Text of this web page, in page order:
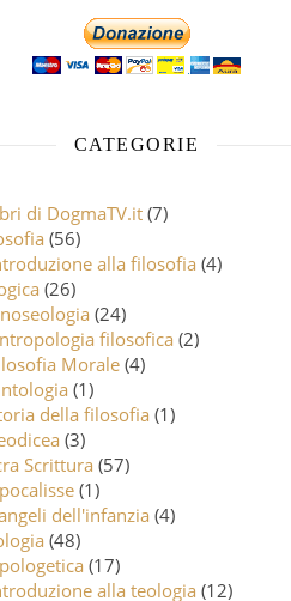
CATEGORIE
di DogmaTV.it (7)
(56)
alla filosofia (4)
(26)
(24)
filosofica (2)
Morale(4)
(1)
della filosofia (1)
(3)
Scrittura (57)
(1)
dell'infanzia (4)
(48)
(17)
alla teologia (12)